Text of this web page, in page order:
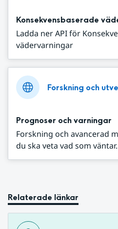
Konsekvensbaserade
Ladda ner API för
vädervarningar
Forskning och
Prognoser och varningar
Forskning och avancerad
du ska veta vad som väntar.
Relaterade länkar